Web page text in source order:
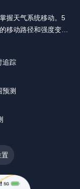
握天气系统移动。5
移动路径和强度变
追踪
测
置